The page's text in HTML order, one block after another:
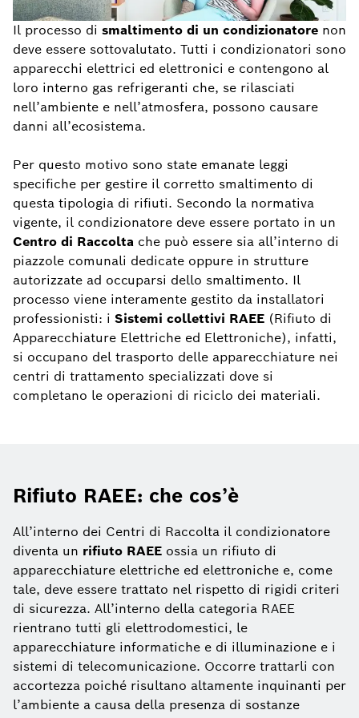
Il processo di smaltimento di un condizionatore non
deve essere sottovalutato. Tutti i condizionatori sono
apparecchi elettrici ed elettronici e contengono al
loro interno gas refrigeranti che, se rilasciati
nell’ambiente e nell’atmosfera, possono causare
danni all’ecosistema.
Per questo motivo sono state emanate leggi
specifiche per gestire il corretto smaltimento di
questa tipologia di rifiuti. Secondo la normativa
vigente, il condizionatore deve essere portato in un
Centro di Raccolta che può essere sia all’interno di
piazzole comunali dedicate oppure in strutture
autorizzate ad occuparsi dello smaltimento. Il
processo viene interamente gestito da installatori
professionisti: i Sistemi collettivi RAEE (Rifiuto di
Apparecchiature Elettriche ed Elettroniche), infatti,
si occupano del trasporto delle apparecchiature nei
centri di trattamento specializzati dove si
completano le operazioni di riciclo dei materiali.
Rifiuto RAEE: che cos’è
All’interno dei Centri di Raccolta il condizionatore
diventa un rifiuto RAEE ossia un rifiuto di
apparecchiature elettriche ed elettroniche e, come
tale, deve essere trattato nel rispetto di rigidi criteri
di sicurezza. All’interno della categoria RAEE
rientrano tutti gli elettrodomestici, le
apparecchiature informatiche e di illuminazione e i
sistemi di telecomunicazione. Occorre trattarli con
accortezza poiché risultano altamente inquinanti per
l’ambiente a causa della presenza di sostanze